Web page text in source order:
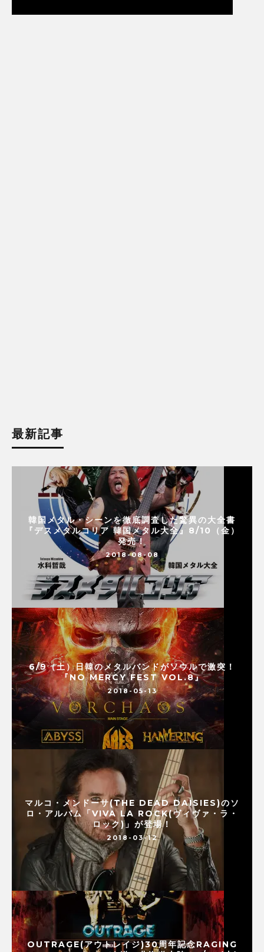
最新記事
韓国メタル・シーンを徹底調査した驚異の大全書
『デスメタルコリア 韓国メタル大全』8/10（金）
発売！
2018-08-08
6/9（土）日韓のメタルバンドがソウルで激突！
『NO MERCY FEST VOL.8』
2018-05-13
マルコ・メンドーサ(THE DEAD DAISIES)のソ
ロ・アルバム「VIVA LA ROCK(ヴィヴァ・ラ・
ロック)」が登場！
2018-03-12
OUTRAGE(アウトレイジ)30周年記念RAGING